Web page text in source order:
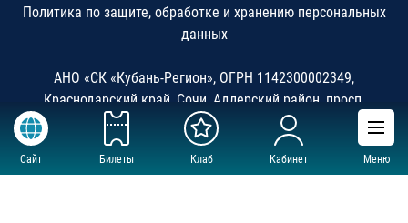
Сайт Билеты Клаб Кабинет Меню
Политика по защите, обработке и хранению персональных
данных
АНО «СК «Кубань-Регион», ОГРН 1142300002349,
Краснодарский край, Сочи, Адлерский район, просп.
Олимпийский 7, ДС «Большой»